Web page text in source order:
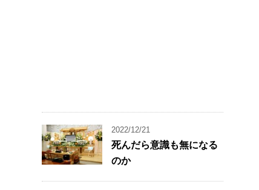
2022/12/21
死んだら意識も無になる
のか